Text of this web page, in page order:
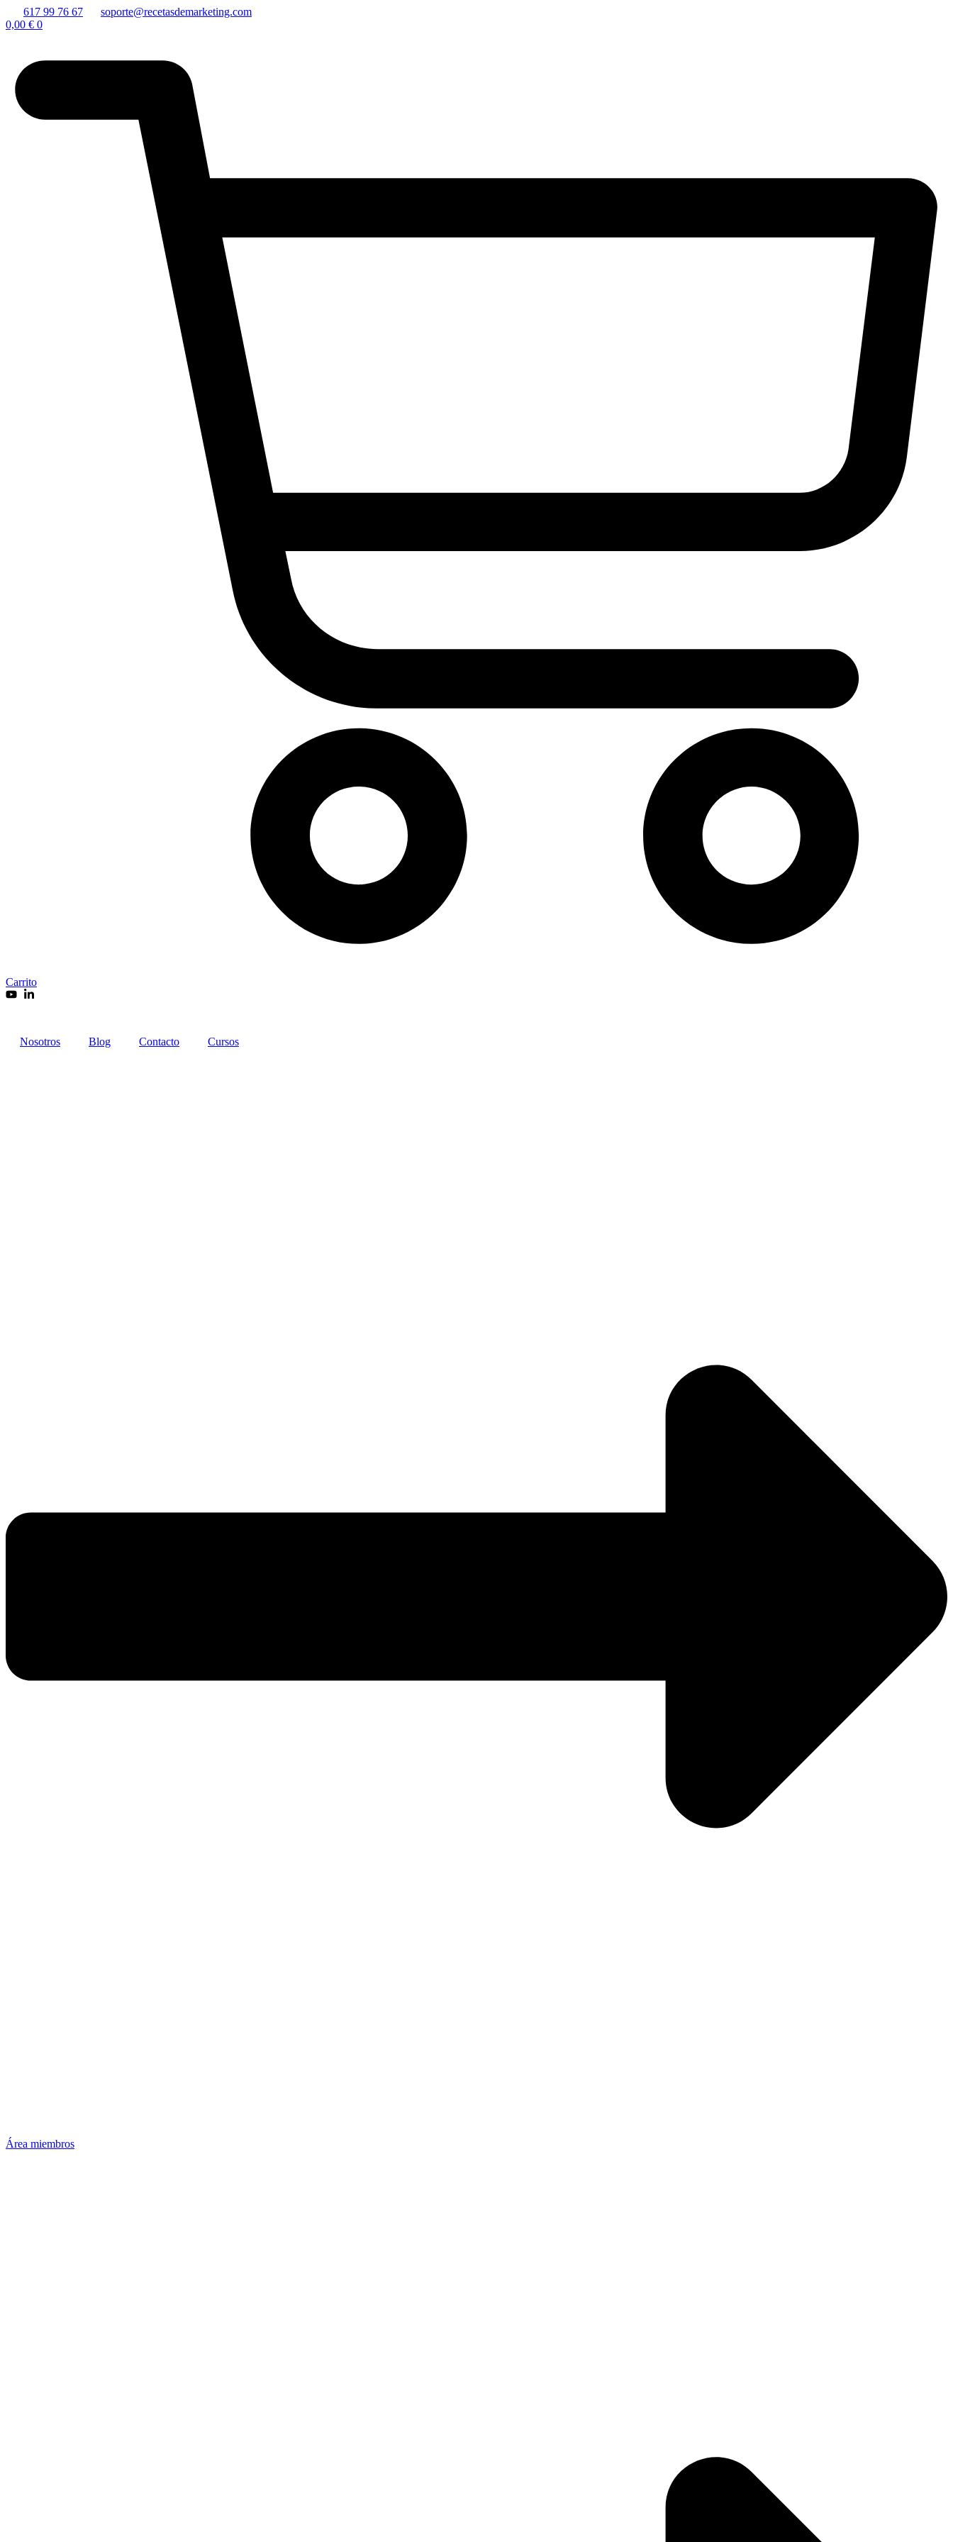
617 99 76 67
soporte@recetasdemarketing.com
0,00 € 0
Carrito
Nosotros Blog Contacto Cursos
Área miembros